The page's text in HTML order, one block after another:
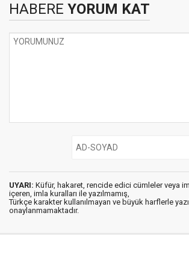
HABERE YORUM KAT
UYARI: Küfür, hakaret, rencide edici cümleler veya
içeren, imla kuralları ile yazılmamış,
Türkçe karakter kullanılmayan ve büyük harflerle
onaylanmamaktadır.